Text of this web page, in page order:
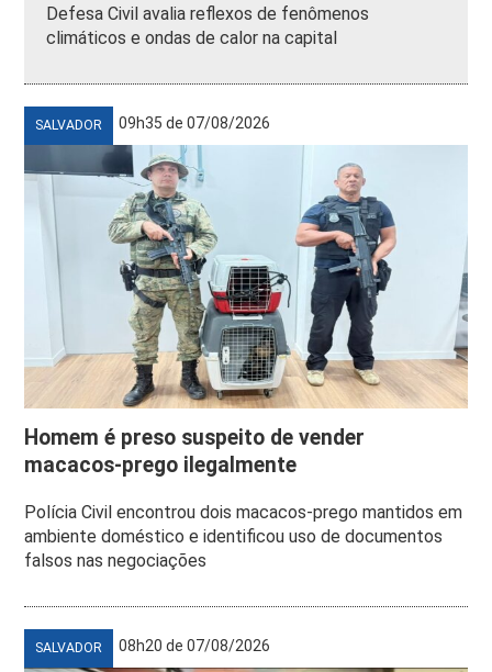
Defesa Civil avalia reflexos de fenômenos
climáticos e ondas de calor na capital
SALVADOR 09h35 de 07/08/2026
Homem é preso suspeito de vender
macacos-prego ilegalmente
Polícia Civil encontrou dois macacos-prego mantidos em
ambiente doméstico e identificou uso de documentos
falsos nas negociações
SALVADOR 08h20 de 07/08/2026